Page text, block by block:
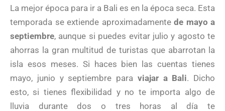
La mejor época para ir a Bali es en la época seca. Esta
temporada se extiende aproximadamente de mayo a
septiembre, aunque si puedes evitar julio y agosto te
ahorras la gran multitud de turistas que abarrotan la
isla esos meses. Si haces bien las cuentas tienes
mayo, junio y septiembre para viajar a Bali. Dicho
esto, si tienes flexibilidad y no te importa algo de
lluvia durante dos o tres horas al día te